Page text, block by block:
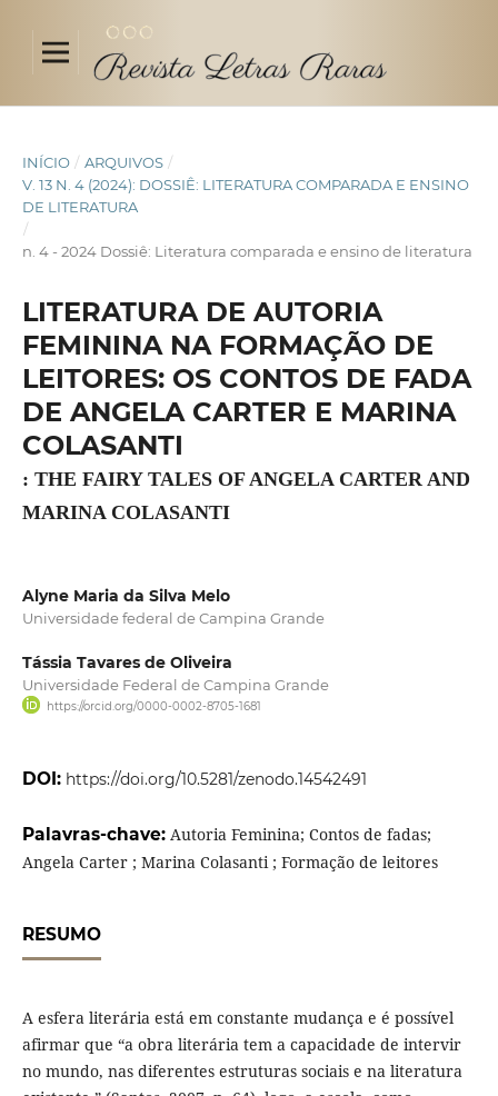
INÍCIO / ARQUIVOS /
V. 13 N. 4 (2024): DOSSIÊ: LITERATURA COMPARADA E ENSINO
DE LITERATURA
/
n. 4 - 2024 Dossiê: Literatura comparada e ensino de literatura
LITERATURA DE AUTORIA
FEMININA NA FORMAÇÃO DE
LEITORES: OS CONTOS DE FADA
DE ANGELA CARTER E MARINA
COLASANTI
: THE FAIRY TALES OF ANGELA CARTER AND
MARINA COLASANTI
Alyne Maria da Silva Melo
Universidade federal de Campina Grande
Tássia Tavares de Oliveira
Universidade Federal de Campina Grande
https://orcid.org/0000-0002-8705-1681
DOI: https://doi.org/10.5281/zenodo.14542491
Palavras-chave: Autoria Feminina; Contos de fadas;
Angela Carter ; Marina Colasanti ; Formação de leitores
RESUMO
A esfera literária está em constante mudança e é possível
afirmar que “a obra literária tem a capacidade de intervir
no mundo, nas diferentes estruturas sociais e na literatura